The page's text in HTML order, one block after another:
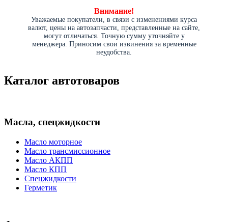
Внимание!
Уважаемые покупатели, в связи с изменениями курса
валют, цены на автозапчасти, представленные на сайте,
могут отличаться. Точную сумму уточняйте у
менеджера. Приносим свои извинения за временные
неудобства.
Каталог автотоваров
Масла, спецжидкости
Масло моторное
Масло трансмиссионное
Масло АКПП
Масло КПП
Спецжидкости
Герметик